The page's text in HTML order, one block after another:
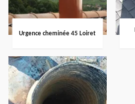
Urgence cheminée 45 Loiret